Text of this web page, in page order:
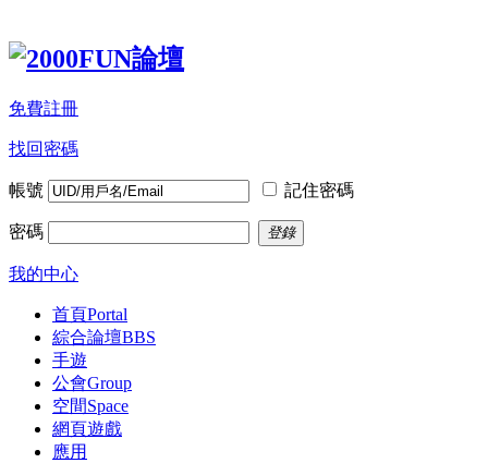
免費註冊
找回密碼
帳號 記住密碼
密碼 登錄
我的中心
首頁Portal
綜合論壇BBS
手遊
公會Group
空間Space
網頁遊戲
應用